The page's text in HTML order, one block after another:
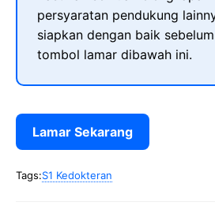
persyaratan pendukung
siapkan dengan baik
tombol lamar dibawah ini.
Lamar Sekarang
Tags:S1 Kedokteran